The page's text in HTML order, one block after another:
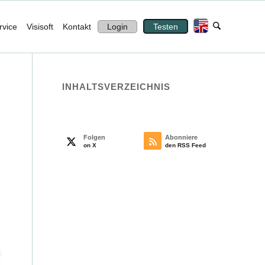
Visisoft Kontakt Login Testen
INHALTS­VERZEICHNIS
Folgen
on X
Abonniere
den RSS Feed